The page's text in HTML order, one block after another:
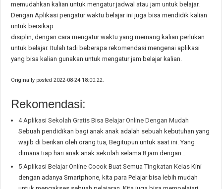
memudahkan kalian untuk mengatur jadwal atau jam untuk belajar.
Dengan Aplikasi pengatur waktu belajar ini juga bisa mendidik kalian
untuk bersikap
disiplin, dengan cara mengatur waktu yang memang kalian perlukan
untuk belajar. Itulah tadi beberapa rekomendasi mengenai aplikasi
yang bisa kalian gunakan untuk mengatur jam belajar kalian.
Originally posted 2022-08-24 18:00:22.
Rekomendasi:
4 Aplikasi Sekolah Gratis Bisa Belajar Online Dengan Mudah
Sebuah pendidikan bagi anak anak adalah sebuah kebutuhan yang
wajib di berikan oleh orang tua, Begitupun untuk saat ini. Yang
dimana tiap hari anak anak sekolah selama 8 jam dengan…
5 Aplikasi Belajar Online Cocok Buat Semua Tingkatan Kelas Kini
dengan adanya Smartphone, kita para Pelajar bisa lebih mudah